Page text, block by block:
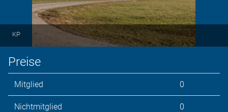
KP
Preise
Mitglied 0
Nichtmitglied 0